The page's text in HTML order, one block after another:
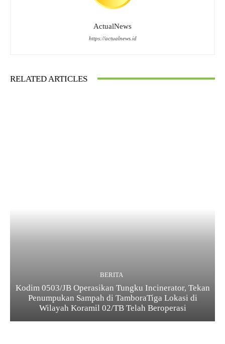
ActualNews
https://actualnews.id
RELATED ARTICLES
BERITA
Kodim 0503/JB Operasikan Tungku Incinerator, Tekan
Penumpukan Sampah di TamboraTiga Lokasi di
Wilayah Koramil 02/TB Telah Beroperasi